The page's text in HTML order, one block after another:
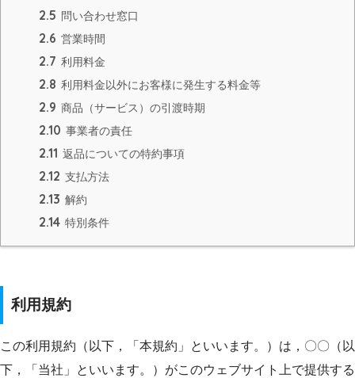
2.5 問い合わせ窓口
2.6 営業時間
2.7 利用料金
2.8 利用料金以外にお客様に発生する料金等
2.9 商品（サービス）の引渡時期
2.10 事業者の責任
2.11 返品についての特約事項
2.12 支払方法
2.13 解約
2.14 特別条件
利用規約
この利用規約（以下，「本規約」といいます。）は，〇〇（以
下，「当社」といいます。）がこのウェブサイト上で提供する